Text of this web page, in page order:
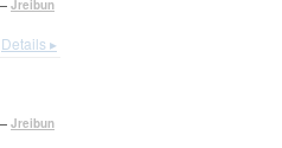
Jreibun
Details ▸
Jreibun